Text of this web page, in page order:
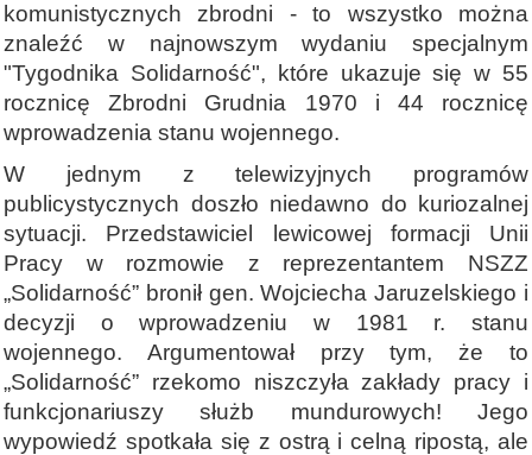
komunistycznych zbrodni - to wszystko można
znaleźć w najnowszym wydaniu specjalnym
"Tygodnika Solidarność", które ukazuje się w 55
rocznicę Zbrodni Grudnia 1970 i 44 rocznicę
wprowadzenia stanu wojennego.
W jednym z telewizyjnych programów
publicystycznych doszło niedawno do kuriozalnej
sytuacji. Przedstawiciel lewicowej formacji Unii
Pracy w rozmowie z reprezentantem NSZZ
„Solidarność” bronił gen. Wojciecha Jaruzelskiego i
decyzji o wprowadzeniu w 1981 r. stanu
wojennego. Argumentował przy tym, że to
„Solidarność” rzekomo niszczyła zakłady pracy i
funkcjonariuszy służb mundurowych! Jego
wypowiedź spotkała się z ostrą i celną ripostą, ale